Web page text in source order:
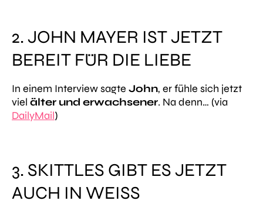
2. JOHN MAYER IST JETZT
BEREIT FÜR DIE LIEBE
In einem Interview sagte John, er fühle sich jetzt
viel älter und erwachsener. Na denn… (via
DailyMail)
3. SKITTLES GIBT ES JETZT
AUCH IN WEISS